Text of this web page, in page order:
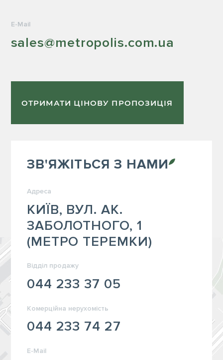
E-Mail
sales@metropolis.com.ua
ОТРИМАТИ ЦІНОВУ ПРОПОЗИЦІЯ
ЗВ'ЯЖІТЬСЯ З НАМИ
Адреса
КИЇВ, ВУЛ. АК.
ЗАБОЛОТНОГО, 1
(МЕТРО ТЕРЕМКИ)
Відділ продажу
044 233 37 05
Комерційна нерухомість
044 233 74 27
E-Mail